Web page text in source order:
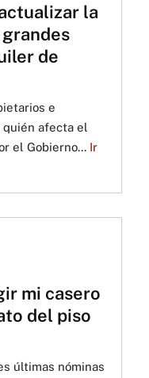
la
de
e
quién afecta el
el Gobierno... Ir
mi casero
del piso
últimas nóminas